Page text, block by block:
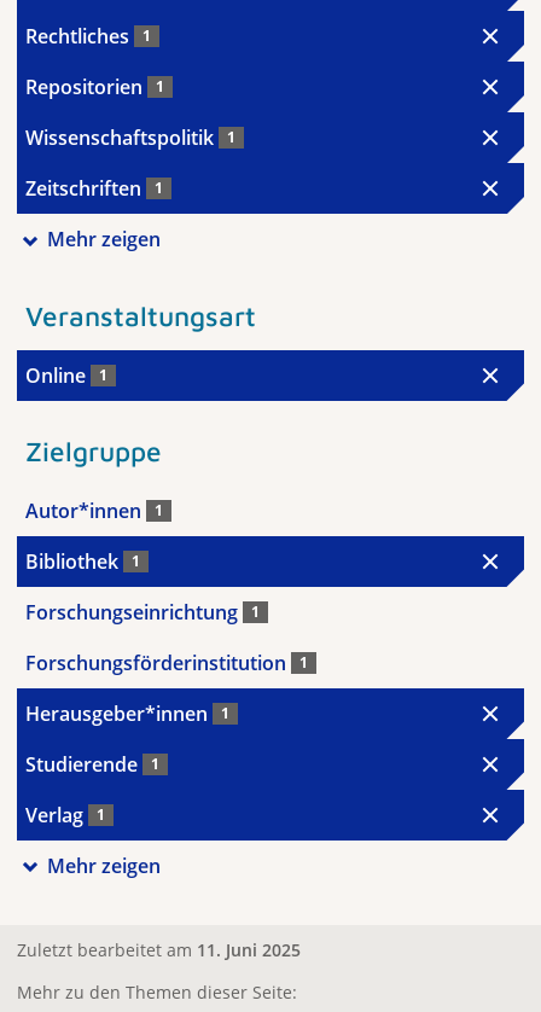
Rechtliches 1
Repositorien 1
Wissenschaftspolitik 1
Zeitschriften 1
Mehr zeigen
Veranstaltungsart
Online 1
Zielgruppe
Autor*innen 1
Bibliothek 1
Forschungseinrichtung 1
Forschungsförderinstitution 1
Herausgeber*innen 1
Studierende 1
Verlag 1
Mehr zeigen
Zuletzt bearbeitet am 11. Juni 2025
Mehr zu den Themen dieser Seite: